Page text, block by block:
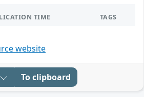
TIME TAGS
website
To clipboard